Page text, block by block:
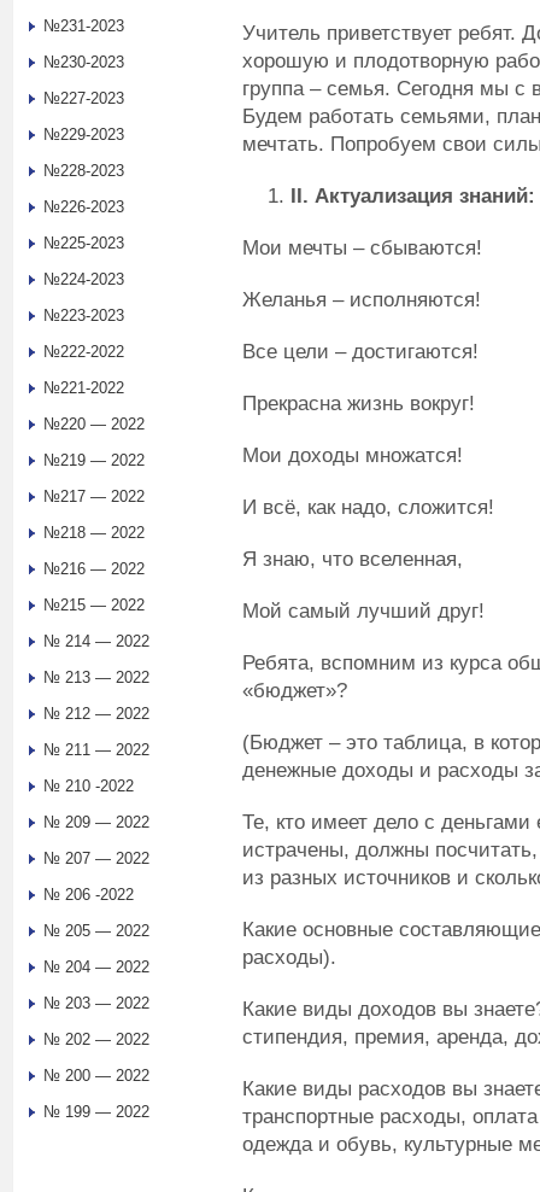
Учитель приветствует ребят.
хорошую и плодотворную
группа – семья. Сегодня мы с
Будем работать семьями,
мечтать. Попробуем свои
II. Актуализация
Мои мечты – сбываются!
Желанья – исполняются!
Все цели – достигаются!
Прекрасна жизнь вокруг!
Мои доходы множатся!
И всё, как надо, сложится!
Я знаю, что вселенная,
Мой самый лучший друг!
Ребята, вспомним из курса
«бюджет»?
(Бюджет – это таблица, в
денежные доходы и расходы
Те, кто имеет дело с
истрачены, должны
из разных источников и
Какие основные
расходы).
Какие виды доходов вы
стипендия, премия, аренда,
Какие виды расходов вы
транспортные расходы,
одежда и обувь, культурные
№231-2023
№230-2023
№227-2023
№229-2023
№228-2023
№226-2023
№225-2023
№224-2023
№223-2023
№222-2022
№221-2022
№220 — 2022
№219 — 2022
№217 — 2022
№218 — 2022
№216 — 2022
№215 — 2022
№ 214 — 2022
№ 213 — 2022
№ 212 — 2022
№ 211 — 2022
№ 210 -2022
№ 209 — 2022
№ 207 — 2022
№ 206 -2022
№ 205 — 2022
№ 204 — 2022
№ 203 — 2022
№ 202 — 2022
№ 200 — 2022
№ 199 — 2022